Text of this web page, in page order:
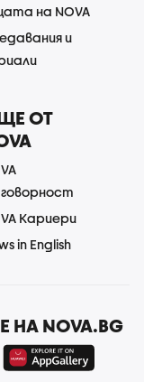
на NOVA
и
ОТ
Кариери
in English
NOVA.BG